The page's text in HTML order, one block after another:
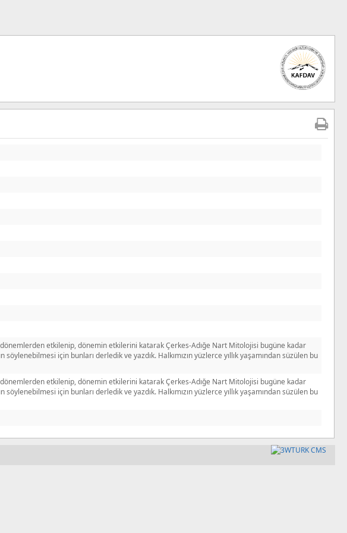
etkilenip, dönemin etkilerini katarak Çerkes-Adığe Nart Mitolojisi bugüne kadar
için bunları derledik ve yazdık. Halkımızın yüzlerce yıllık yaşamından süzülen bu
etkilenip, dönemin etkilerini katarak Çerkes-Adığe Nart Mitolojisi bugüne kadar
için bunları derledik ve yazdık. Halkımızın yüzlerce yıllık yaşamından süzülen bu